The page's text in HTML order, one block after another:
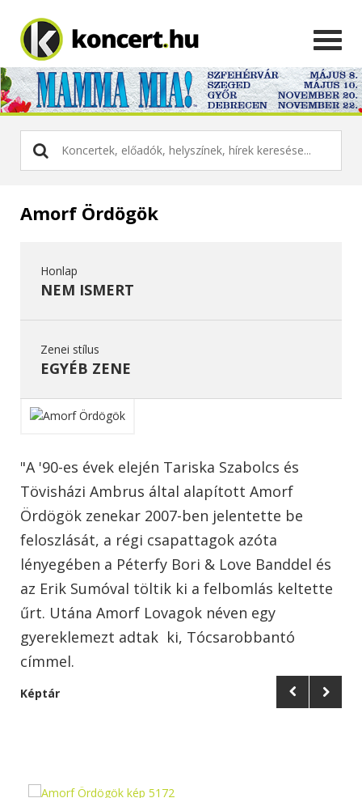
Amorf Ördögök
Honlap
NEM ISMERT
Zenei stílus
EGYÉB ZENE
"A '90-es évek elején Tariska Szabolcs és
Tövisházi Ambrus által alapított Amorf
Ördögök zenekar 2007-ben jelentette be
feloszlását, a régi csapattagok azóta
lényegében a Péterfy Bori & Love Banddel és
az Erik Sumóval töltik ki a felbomlás keltette
űrt. Utána Amorf Lovagok néven egy
gyereklemezt adtak ki, Tócsarobbantó
címmel.
Képtár